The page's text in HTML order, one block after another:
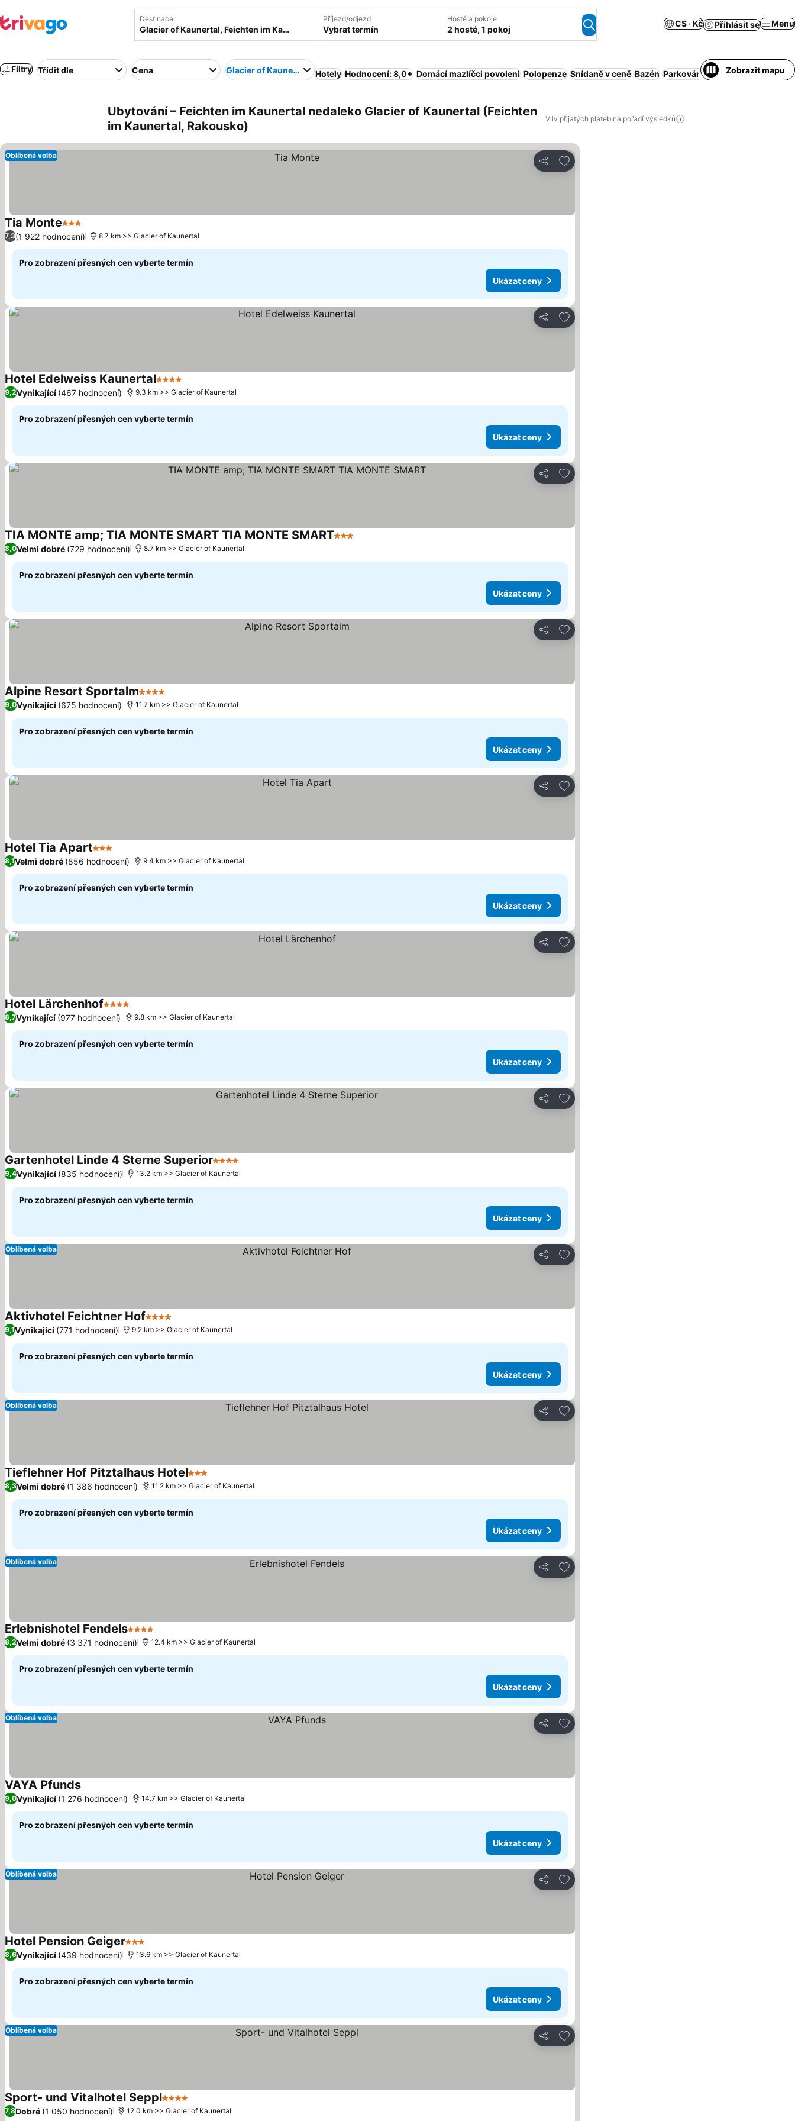
Destinace Příjezd/odjezd
Vybrat termín
Hosté a pokoje
2 hosté, 1 pokoj
CS · Kč Přihlásit se Menu
Filtry Třídit dle Cena Glacier of Kaunertal Hotely Hodnocení: 8,0+ Domácí mazlíčci povoleni Polopenze Snídaně v ceně Bazén Parkování All inclusive
Zobrazit mapu
Ubytování – Feichten im Kaunertal nedaleko Glacier of Kaunertal (Feichten
im Kaunertal, Rakousko)
Vliv přijatých plateb na pořadí výsledků
Sdílet
Přidat na seznam oblíbených hotelů
Oblíbená volba
Tia Monte3 Počet hvězdiček
7,3(1 922 hodnocení) 8.7 km >> Glacier of Kaunertal
Pro zobrazení přesných cen vyberte termín
Ukázat ceny
Sdílet
Přidat na seznam oblíbených hotelů
Hotel Edelweiss Kaunertal4 Počet hvězdiček
9,2Vynikající (467 hodnocení) 9.3 km >> Glacier of Kaunertal
Pro zobrazení přesných cen vyberte termín
Ukázat ceny
Sdílet
Přidat na seznam oblíbených hotelů
TIA MONTE amp; TIA MONTE SMART TIA MONTE SMART3 Počet hvězdiček
8,0Velmi dobré (729 hodnocení) 8.7 km >> Glacier of Kaunertal
Pro zobrazení přesných cen vyberte termín
Ukázat ceny
Sdílet
Přidat na seznam oblíbených hotelů
Alpine Resort Sportalm4 Počet hvězdiček
9,0Vynikající (675 hodnocení) 11.7 km >> Glacier of Kaunertal
Pro zobrazení přesných cen vyberte termín
Ukázat ceny
Sdílet
Přidat na seznam oblíbených hotelů
Hotel Tia Apart3 Počet hvězdiček
8,1Velmi dobré (856 hodnocení) 9.4 km >> Glacier of Kaunertal
Pro zobrazení přesných cen vyberte termín
Ukázat ceny
Sdílet
Přidat na seznam oblíbených hotelů
Hotel Lärchenhof4 Počet hvězdiček
8,7Vynikající (977 hodnocení) 9.8 km >> Glacier of Kaunertal
Pro zobrazení přesných cen vyberte termín
Ukázat ceny
Sdílet
Přidat na seznam oblíbených hotelů
Gartenhotel Linde 4 Sterne Superior4 Počet hvězdiček
9,4Vynikající (835 hodnocení) 13.2 km >> Glacier of Kaunertal
Pro zobrazení přesných cen vyberte termín
Ukázat ceny
Sdílet
Přidat na seznam oblíbených hotelů
Oblíbená volba
Aktivhotel Feichtner Hof4 Počet hvězdiček
9,1Vynikající (771 hodnocení) 9.2 km >> Glacier of Kaunertal
Pro zobrazení přesných cen vyberte termín
Ukázat ceny
Sdílet
Přidat na seznam oblíbených hotelů
Oblíbená volba
Tieflehner Hof Pitztalhaus Hotel3 Počet hvězdiček
8,3Velmi dobré (1 386 hodnocení) 11.2 km >> Glacier of Kaunertal
Pro zobrazení přesných cen vyberte termín
Ukázat ceny
Sdílet
Přidat na seznam oblíbených hotelů
Oblíbená volba
Erlebnishotel Fendels4 Počet hvězdiček
8,2Velmi dobré (3 371 hodnocení) 12.4 km >> Glacier of Kaunertal
Pro zobrazení přesných cen vyberte termín
Ukázat ceny
Sdílet
Přidat na seznam oblíbených hotelů
Oblíbená volba
VAYA Pfunds
9,0Vynikající (1 276 hodnocení) 14.7 km >> Glacier of Kaunertal
Pro zobrazení přesných cen vyberte termín
Ukázat ceny
Sdílet
Přidat na seznam oblíbených hotelů
Oblíbená volba
Hotel Pension Geiger3 Počet hvězdiček
8,6Vynikající (439 hodnocení) 13.6 km >> Glacier of Kaunertal
Pro zobrazení přesných cen vyberte termín
Ukázat ceny
Sdílet
Přidat na seznam oblíbených hotelů
Oblíbená volba
Sport- und Vitalhotel Seppl4 Počet hvězdiček
7,8Dobré (1 050 hodnocení) 12.0 km >> Glacier of Kaunertal